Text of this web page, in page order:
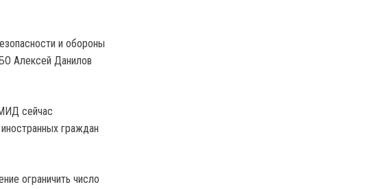
и обороны
Алексей Данилов
сейчас
граждан
ограничить число